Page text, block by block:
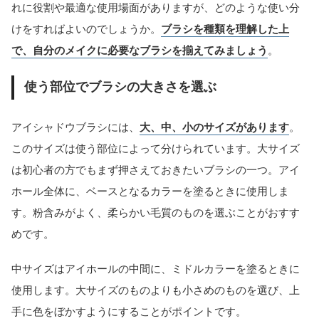
れに役割や最適な使用場面がありますが、どのような使い分
けをすればよいのでしょうか。 ブラシを種類を理解した上
で、自分のメイクに必要なブラシを揃えてみましょう 。
使う部位でブラシの大きさを選ぶ
アイシャドウブラシには、 大、中、小のサイズがあります。
このサイズは使う部位によって分けられています。大サイズ
は初心者の方でもまず押さえておきたいブラシの一つ。アイ
ホール全体に、ベースとなるカラーを塗るときに使用しま
す。粉含みがよく、柔らかい毛質のものを選ぶことがおすす
めです。
中サイズはアイホールの中間に、ミドルカラーを塗るときに
使用します。大サイズのものよりも小さめのものを選び、上
手に色をぼかすようにすることがポイントです。